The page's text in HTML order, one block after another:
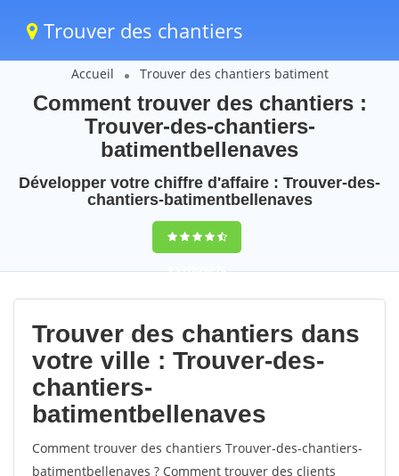
Trouver des chantiers
Accueil Trouver des chantiers batiment
Comment trouver des chantiers :
Trouver-des-chantiers-
batimentbellenaves
Développer votre chiffre d'affaire : Trouver-des-
chantiers-batimentbellenaves
9,5(100%)70
votes
Trouver des chantiers dans
votre ville : Trouver-des-
chantiers-
batimentbellenaves
Comment trouver des chantiers Trouver-des-chantiers-
batimentbellenaves ? Comment trouver des clients